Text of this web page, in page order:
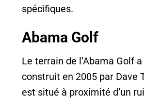
spécifiques.
Abama Golf
Le terrain de l’Abama Golf
construit en 2005 par Dave
est situé à proximité d’un